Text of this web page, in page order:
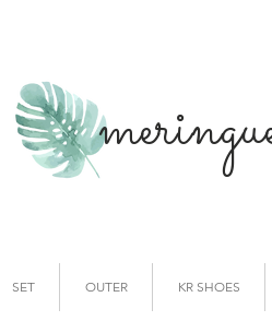
SET OUTER KR SHOES